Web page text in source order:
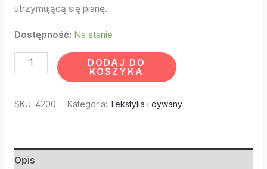
utrzymującą się pianę.
Dostępność: Na stanie
DODAJ DO
KOSZYKA
SKU: 4200 Kategoria: Tekstylia i dywany
Opis